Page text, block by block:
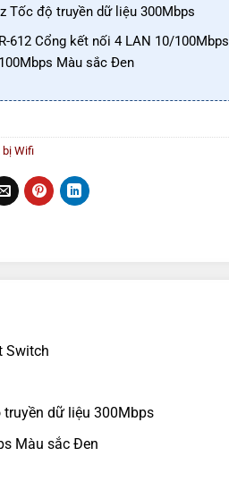
Tốc độ truyền dữ liệu 300Mbps
612 Cổng kết nối 4 LAN 10/
Màu sắc Đen
bị Wifi
Switch
truyền dữ liệu 300Mbps
Màu sắc Đen